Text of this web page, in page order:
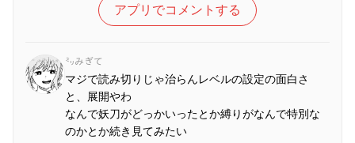
アプリでコメントする
㍉みぎて
マジで読み切りじゃ治らんレベルの設定の面白さ
と、展開やわ
なんで妖刀がどっかいったとか縛りがなんで特別な
のかとか続き見てみたい